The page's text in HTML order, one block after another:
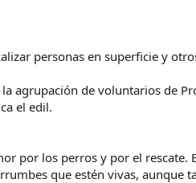
personas en superficie y
agrupación de voluntarios de
el edil.
por los perros y por el rescate.
que estén vivas, aunque